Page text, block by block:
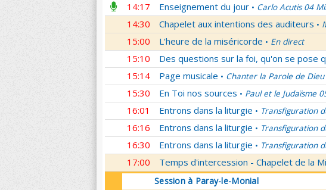
14:17 Enseignement du jour • Carlo Acutis 04
14:30 Chapelet aux intentions des auditeurs •
15:00 L'heure de la miséricorde • En direct
15:10 Des questions sur la foi, qu'on se pose
15:14 Page musicale • Chanter la Parole de Dieu
15:30 En Toi nos sources • Paul et le Judaïsme
16:01 Entrons dans la liturgie • Transfiguration
16:16 Entrons dans la liturgie • Transfiguration
16:30 Entrons dans la liturgie • Transfiguration
17:00 Temps d'intercession - Chapelet de la
Session à Paray-le-Monial